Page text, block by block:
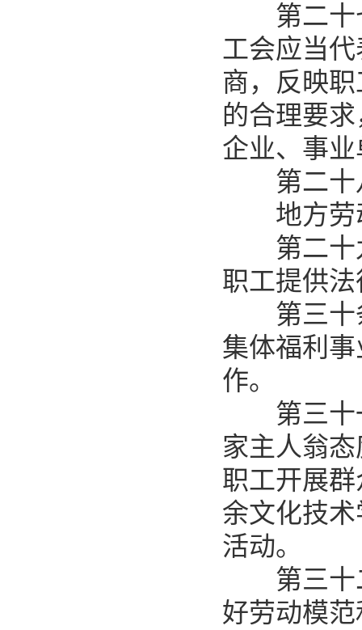
第二十七
工会应当
商，反映
的合理要
企业、事
第二十八
地方劳动
第二十九
职工提供
第三十条
集体福利
作。
第三十一
家主人翁
职工开展
余文化技
活动。
第三十二
好劳动模